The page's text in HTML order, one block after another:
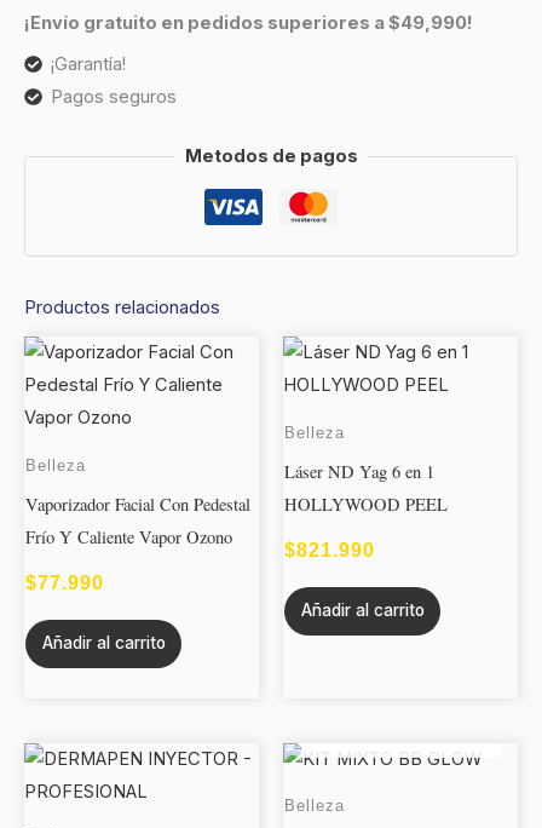
¡Envío gratuito en pedidos superiores a $49,990!
¡Garantía!
Pagos seguros
Metodos de pagos
Productos relacionados
Belleza
Vaporizador Facial Con Pedestal
Frío Y Caliente Vapor Ozono
$77.990
Añadir al carrito
Belleza
Láser ND Yag 6 en 1
HOLLYWOOD PEEL
$821.990
Añadir al carrito
Belleza